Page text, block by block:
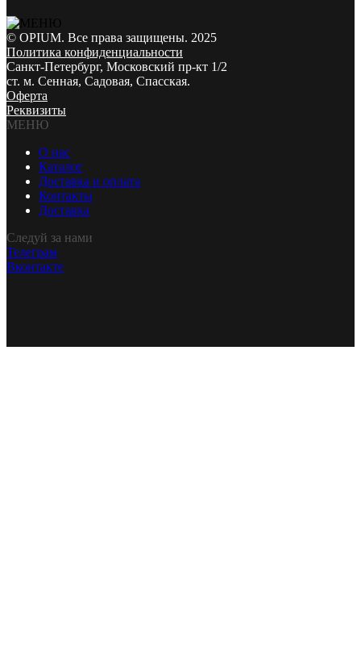
© OPIUM. Все права защищены. 2025
Политика конфиденциальности
Санкт-Петербург, Московский пр-кт 1/2
ст. м. Сенная, Садовая, Спасская.
Оферта
Реквизиты
МЕНЮ
О нас
Каталог
Доставка и оплата
Контакты
Доставка
Следуй за нами
Телеграм
Вконтакте